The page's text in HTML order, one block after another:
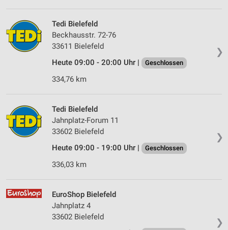
❯
Tedi Bielefeld
Beckhausstr. 72-76
33611 Bielefeld
Heute 09:00 - 20:00 Uhr |
Geschlossen
334,76 km
❯
Tedi Bielefeld
Jahnplatz-Forum 11
33602 Bielefeld
Heute 09:00 - 19:00 Uhr |
Geschlossen
336,03 km
❯
EuroShop Bielefeld
Jahnplatz 4
33602 Bielefeld
Verwendung von Profilen zur Auswahl
personalisierter Werbung
Erstellung von Profilen zur Personalisierung
Messung der Werbeleistung
Messung der Performance von Inhalten
Analyse von Zielgruppen durch Statistiken oder
Entwicklung und Verbesserung der Angebote